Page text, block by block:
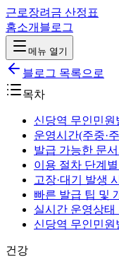
근로장려금 산정표
홈소개 블로그
메뉴 열기
블로그 목록으로
목차
신당역 무인민
운영시간(주중·
발급 가능한 문
이용 절차 단계
고장·대기 발생
빠른 발급 팁 및
실시간 운영상태
신당역 무인민원
건강